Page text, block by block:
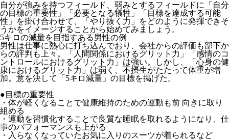
自分が強みを持つフィールド、弱みとするフィールドに「自分
の目標の重要性」「必要となる犠牲」「目標を達成する可能
性」を掛け合わせて、「やり抜く力」をどのように発揮できそ
うかをイメージすることから始めてみましょう。
5キロの減量を目指すある男性の例
男性は仕事に熱心に打ち込んでおり、会社からの評価も部下か
らの評判も上々。「人間関係におけるグリット力」「感情のコ
ントロールにおけるグリット力」は強い。しかし、「心身の健
康におけるグリット力」は弱く、不摂生がたたって体重が増
加。意を決して「5キロ減量」の目標を掲げた。
●目標の重要性
・体が軽くなることで健康維持のための運動も前 向きに取り
組める
・運動を習慣化することで良質な睡眠を取れるようになり、仕
事のパフォーマンスも上がる
・入らなくなっていたお気に入りのスーツが着られるなど